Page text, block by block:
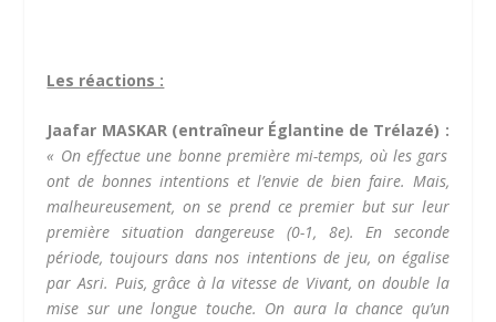
Les réactions :
Jaafar MASKAR (entraîneur Églantine de Trélazé) :
« On effectue une bonne première mi-temps, où les gars
ont de bonnes intentions et l’envie de bien faire. Mais,
malheureusement, on se prend ce premier but sur leur
première situation dangereuse (0-1, 8e). En seconde
période, toujours dans nos intentions de jeu, on égalise
par Asri. Puis, grâce à la vitesse de Vivant, on double la
mise sur une longue touche. On aura la chance qu’un